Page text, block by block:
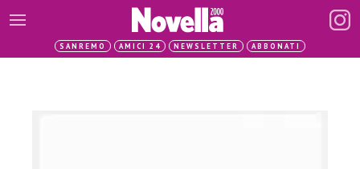
SANREMO AMICI 24 NEWSLETTER ABBONATI